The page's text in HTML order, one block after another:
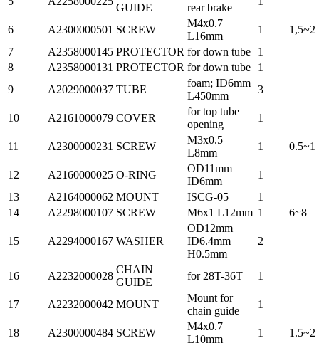
GUIDE
rear brake
6 A2300000501 SCREW
M4x0.7
L16mm
1
1,5~2
7
A2358000145 PROTECTOR for down tube
1
8
A2358000131 PROTECTOR for down tube
1
9
A2029000037 TUBE
foam; ID6mm
L450mm
3
10 A2161000079 COVER
for top tube
opening
1
11 A2300000231 SCREW
M3x0.5
L8mm
1 0.5~1
12 A2160000025 O-RING
OD11mm
ID6mm
1
13
A2164000062 MOUNT ISCG-05
1
14
A2298000107 SCREW M6x1 L12mm 1 6~8
15 A2294000167 WASHER
OD12mm
ID6.4mm
H0.5mm
2
16 A2232000028
CHAIN
GUIDE
for 28T-36T 1
17 A2232000042 MOUNT
Mount for
chain guide
1
18 A2300000484 SCREW
M4x0.7
L10mm
1 1.5~2